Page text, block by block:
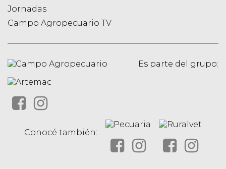
Jornadas
Campo Agropecuario TV
Es parte del grupo:
Conocé también: